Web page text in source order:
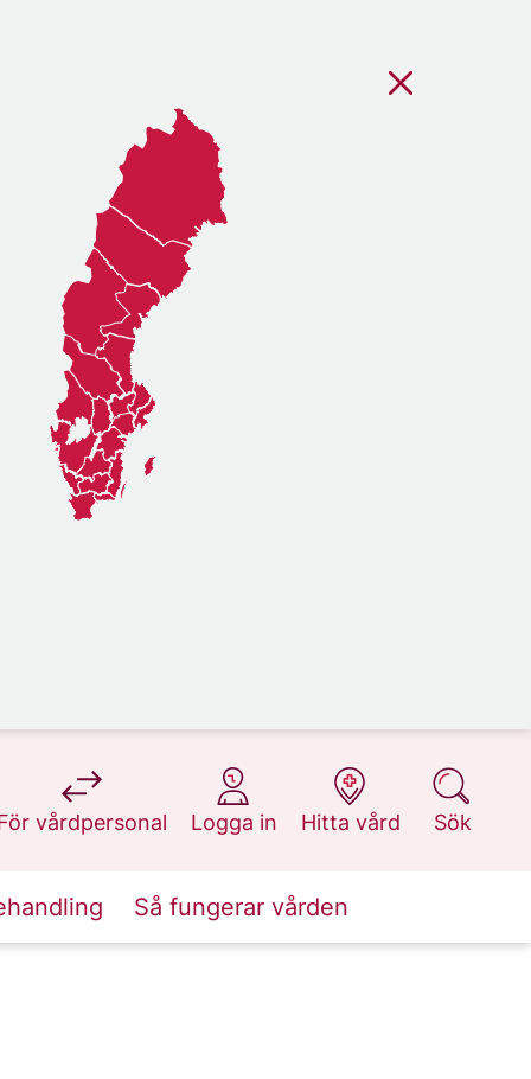
vårdpersonal
på 1177.se
Logga in
på 1177.se
Hitta vård
på 1177.se
Sök
på 1177.se
Så fungerar vården